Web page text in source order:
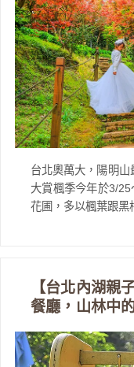
台北奧萬大，陽明
大賞楓季今年於3/
花圃，多以楓葉跟黑
【台北內湖親
餐廳，山林中